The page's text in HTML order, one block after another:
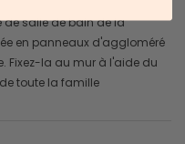
de salle de bain de la
en panneaux d'aggloméré
Fixez-la au mur à l'aide du
toute la famille